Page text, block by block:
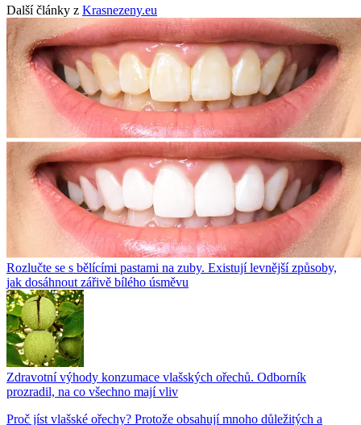
Další články z Krasnezeny.eu
Rozlučte se s bělícími pastami na zuby. Existují levnější způsoby,
jak dosáhnout zářivě bílého úsměvu
Zdravotní výhody konzumace vlašských ořechů. Odborník
prozradil, na co všechno mají vliv
Proč jíst vlašské ořechy? Protože obsahují mnoho důležitých a